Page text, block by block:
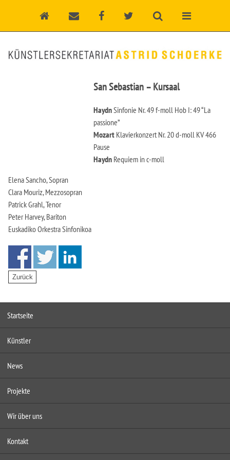
San Sebastian – Kursaal
HaydnSinfonie Nr. 49 f-moll Hob I: 49 “La
passione”
Mozart Klavierkonzert Nr. 20 d-moll KV 466
Pause
Haydn Requiem in c-moll
Elena Sancho, Sopran
Clara Mouriz, Mezzosopran
Patrick Grahl, Tenor
Peter Harvey, Bariton
Euskadiko Orkestra Sinfonikoa
Startseite
Künstler
News
Projekte
Wir über uns
Kontakt